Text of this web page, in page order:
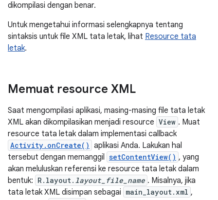
dikompilasi dengan benar.
Untuk mengetahui informasi selengkapnya tentang
sintaksis untuk file XML tata letak, lihat Resource tata
letak.
Memuat resource XML
Saat mengompilasi aplikasi, masing-masing file tata letak
XML akan dikompilasikan menjadi resource View . Muat
resource tata letak dalam implementasi callback
Activity.onCreate() aplikasi Anda. Lakukan hal
tersebut dengan memanggil setContentView() , yang
akan meluluskan referensi ke resource tata letak dalam
bentuk: R.layout. layout_file_name . Misalnya, jika
tata letak XML disimpan sebagai main_layout.xml ,